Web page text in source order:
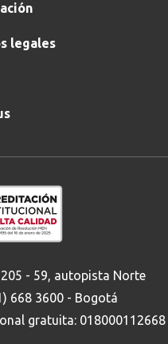
legales
205 - 59, autopista Norte
668 3600 - Bogotá
gratuita: 018000112668